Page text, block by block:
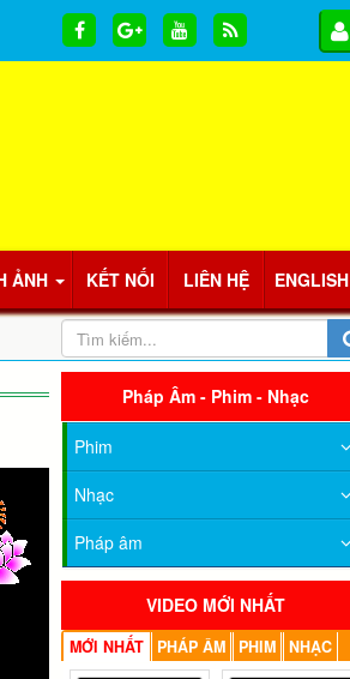
ẢNH KẾT NỐI LIÊN HỆ ENGLISH
Pháp Âm - Phim - Nhạc
Phim
Nhạc
Pháp âm
VIDEO MỚI NHẤT
MỚI NHẤT PHÁP ÂM PHIM NHẠC